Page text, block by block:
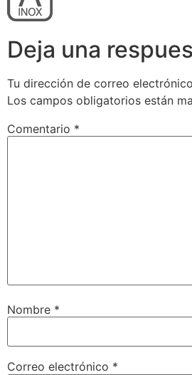
Deja una
Tu dirección de correo
Los campos obligatorios están
Comentario *
Nombre *
Correo electrónico *